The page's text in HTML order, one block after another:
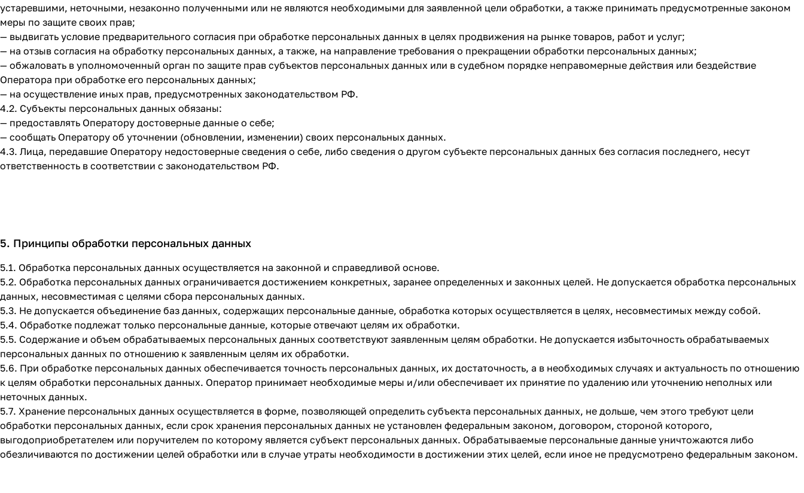
устаревшими, неточными, незаконно полученными или не являются необходимыми для заявленной цели обработки, а также принимать предусмотренные законом
меры по защите своих прав;
— выдвигать условие предварительного согласия при обработке персональных данных в целях продвижения на рынке товаров, работ и услуг;
— на отзыв согласия на обработку персональных данных, а также, на направление требования о прекращении обработки персональных данных;
— обжаловать в уполномоченный орган по защите прав субъектов персональных данных или в судебном порядке неправомерные действия или бездействие
Оператора при обработке его персональных данных;
— на осуществление иных прав, предусмотренных законодательством РФ.
4.2. Субъекты персональных данных обязаны:
— предоставлять Оператору достоверные данные о себе;
— сообщать Оператору об уточнении (обновлении, изменении) своих персональных данных.
4.3. Лица, передавшие Оператору недостоверные сведения о себе, либо сведения о другом субъекте персональных данных без согласия последнего, несут
ответственность в соответствии с законодательством РФ.
5. Принципы обработки персональных данных
5.1. Обработка персональных данных осуществляется на законной и справедливой основе.
5.2. Обработка персональных данных ограничивается достижением конкретных, заранее определенных и законных целей. Не допускается обработка персональных
данных, несовместимая с целями сбора персональных данных.
5.3. Не допускается объединение баз данных, содержащих персональные данные, обработка которых осуществляется в целях, несовместимых между собой.
5.4. Обработке подлежат только персональные данные, которые отвечают целям их обработки.
5.5. Содержание и объем обрабатываемых персональных данных соответствуют заявленным целям обработки. Не допускается избыточность обрабатываемых
персональных данных по отношению к заявленным целям их обработки.
5.6. При обработке персональных данных обеспечивается точность персональных данных, их достаточность, а в необходимых случаях и актуальность по отношению
к целям обработки персональных данных. Оператор принимает необходимые меры и/или обеспечивает их принятие по удалению или уточнению неполных или
неточных данных.
5.7. Хранение персональных данных осуществляется в форме, позволяющей определить субъекта персональных данных, не дольше, чем этого требуют цели
обработки персональных данных, если срок хранения персональных данных не установлен федеральным законом, договором, стороной которого,
выгодоприобретателем или поручителем по которому является субъект персональных данных. Обрабатываемые персональные данные уничтожаются либо
обезличиваются по достижении целей обработки или в случае утраты необходимости в достижении этих целей, если иное не предусмотрено федеральным законом.